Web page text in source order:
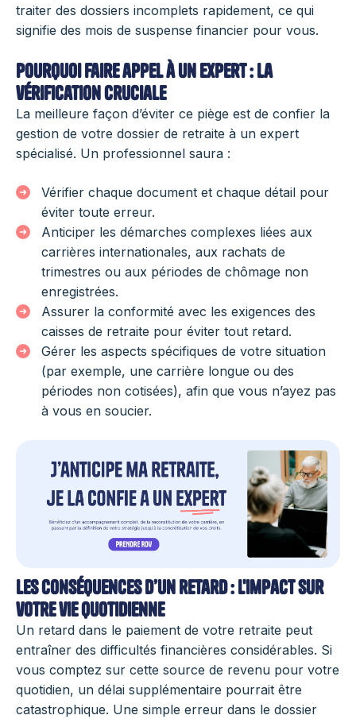
traiter des dossiers incomplets rapidement, ce qui
signifie des mois de suspense financier pour vous.
Pourquoi faire appel à un expert : la
vérification cruciale
La meilleure façon d’éviter ce piège est de confier la
gestion de votre dossier de retraite à un expert
spécialisé. Un professionnel saura :
Vérifier chaque document et chaque détail pour
éviter toute erreur.
Anticiper les démarches complexes liées aux
carrières internationales, aux rachats de
trimestres ou aux périodes de chômage non
enregistrées.
Assurer la conformité avec les exigences des
caisses de retraite pour éviter tout retard.
Gérer les aspects spécifiques de votre situation
(par exemple, une carrière longue ou des
périodes non cotisées), afin que vous n’ayez pas
à vous en soucier.
Les conséquences d’un retard : l'impact sur
votre vie quotidienne
Un retard dans le paiement de votre retraite peut
entraîner des difficultés financières considérables. Si
vous comptez sur cette source de revenu pour votre
quotidien, un délai supplémentaire pourrait être
catastrophique. Une simple erreur dans le dossier